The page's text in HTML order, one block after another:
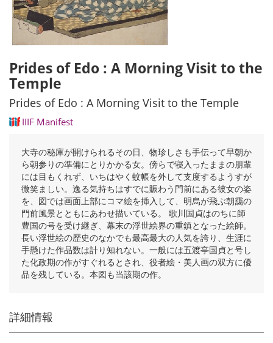
Prides of Edo : A Morning Visit to the
Temple
Prides of Edo : A Morning Visit to the Temple
IIIF Manifest
大寺の秘庫が開けられるその日、物珍しさも手伝って早朝か
ら朝参りの準備にとりかかる女。傍らで寝入ったままの朋輩
には目もくれず、いちはやく蚊帳を外して支度するようすが
微笑ましい。逸る気持ちはすでに賑わう門前にある彼女の姿
を、図では画面上部にコマ絵を挿入して、明烏が飛ぶ朝靄の
門前風景とともにあわせ描いている。 歌川国貞はのちに師
豊国の号を受け継ぎ、幕末の浮世絵界の重鎮となった絵師。
長い浮世絵の歴史のなかでも最高最大の人気を誇り、生涯に
手懸けた作品数は計り知れない。一般には五渡亭国貞と号し
た化政期の作がすぐれるとされ、役者絵・美人画の双方に優
品を残している。本図も当該期の作。
詳細情報